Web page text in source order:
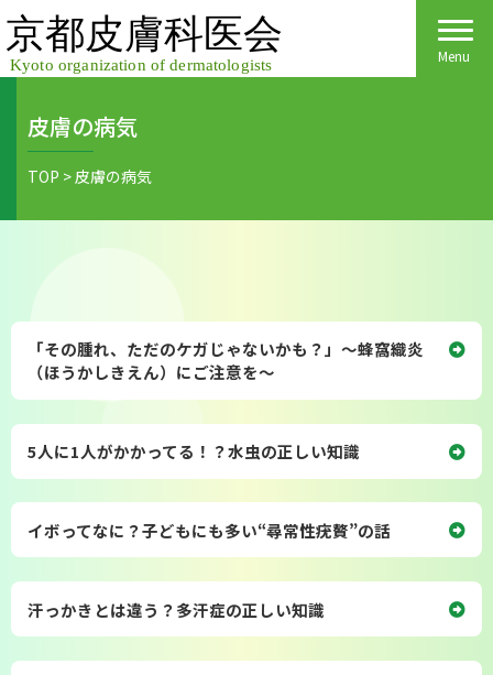
Skip
to
content
Menu
Home
皮膚の日
医療関係者の皆様へ
会員様へごあいさつ
活動報告
会員様へ
各種手続き
保険診療
会則
皮膚の病気
TOP >皮膚の病気
「その腫れ、ただのケガじゃないかも？」～蜂窩織炎
（ほうかしきえん）にご注意を～
5人に1人がかかってる！？水虫の正しい知識
イボってなに？子どもにも多い“尋常性疣贅”の話
汗っかきとは違う？多汗症の正しい知識